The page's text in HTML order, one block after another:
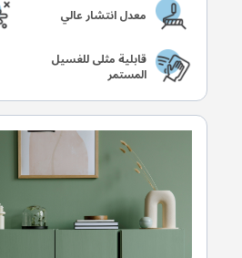
معدل انتشار عالي
قابلية مثلى للغسيل
المستمر